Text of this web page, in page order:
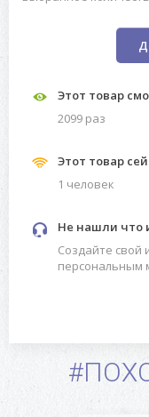
Этот товар
2099 раз
Этот товар
1 человек
Не нашли что
Создайте свой
персональным